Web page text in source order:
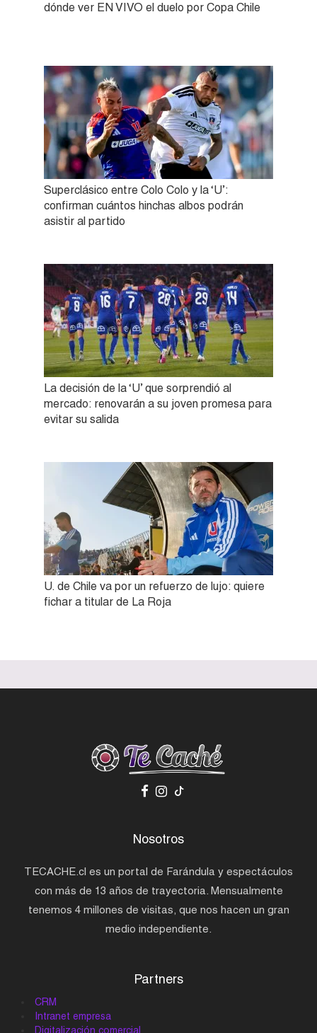
dónde ver EN VIVO el duelo por Copa Chile
Superclásico entre Colo Colo y la ‘U’:
confirman cuántos hinchas albos podrán
asistir al partido
La decisión de la ‘U’ que sorprendió al
mercado: renovarán a su joven promesa para
evitar su salida
U. de Chile va por un refuerzo de lujo: quiere
fichar a titular de La Roja
Nosotros
TECACHE.cl es un portal de Farándula y espectáculos
con más de 13 años de trayectoria. Mensualmente
tenemos 4 millones de visitas, que nos hacen un gran
medio independiente.
Partners
CRM
Intranet empresa
Digitalización comercial